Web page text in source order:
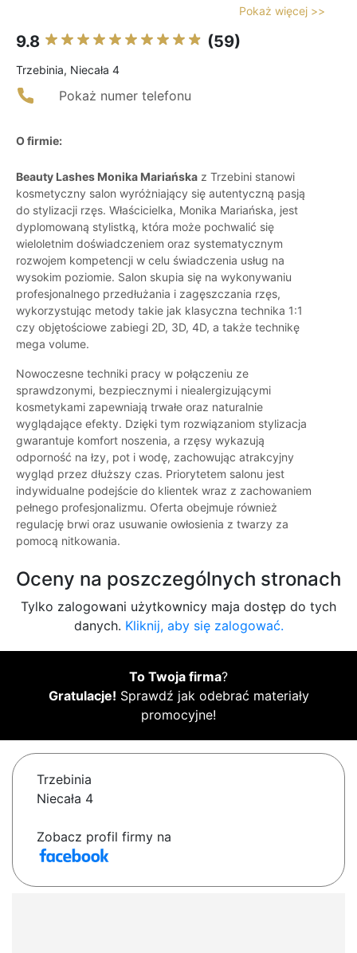
Pokaż więcej >>
9.8 (59)
Trzebinia, Niecała 4
Pokaż numer telefonu
O firmie:
Beauty Lashes Monika Mariańska z Trzebini stanowi
kosmetyczny salon wyróżniający się autentyczną pasją
do stylizacji rzęs. Właścicielka, Monika Mariańska, jest
dyplomowaną stylistką, która może pochwalić się
wieloletnim doświadczeniem oraz systematycznym
rozwojem kompetencji w celu świadczenia usług na
wysokim poziomie. Salon skupia się na wykonywaniu
profesjonalnego przedłużania i zagęszczania rzęs,
wykorzystując metody takie jak klasyczna technika 1:1
czy objętościowe zabiegi 2D, 3D, 4D, a także technikę
mega volume.
Nowoczesne techniki pracy w połączeniu ze
sprawdzonymi, bezpiecznymi i niealergizującymi
kosmetykami zapewniają trwałe oraz naturalnie
wyglądające efekty. Dzięki tym rozwiązaniom stylizacja
gwarantuje komfort noszenia, a rzęsy wykazują
odporność na łzy, pot i wodę, zachowując atrakcyjny
wygląd przez dłuższy czas. Priorytetem salonu jest
indywidualne podejście do klientek wraz z zachowaniem
pełnego profesjonalizmu. Oferta obejmuje również
regulację brwi oraz usuwanie owłosienia z twarzy za
pomocą nitkowania.
Oceny na poszczególnych stronach
Tylko zalogowani użytkownicy maja dostęp do tych
danych. Kliknij, aby się zalogować.
To Twoja firma?
Gratulacje! Sprawdź jak odebrać materiały
promocyjne!
Trzebinia
Niecała 4
Zobacz profil firmy na